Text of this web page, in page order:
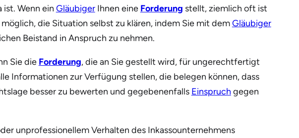
Wenn ein GläubigerIhnen eine Forderung stellt, ziemlich oft ist
die Situation selbst zu klären, indem Sie mit demGläubiger
Beistand in Anspruch zu nehmen.
Sie die Forderung, die an Sie gestellt wird, für ungerechtfertigt
Informationen zur Verfügung stellen, die belegen können, dass
besser zu bewerten und gegebenenfalls Einspruch gegen
unprofessionellem Verhalten des Inkassounternehmens